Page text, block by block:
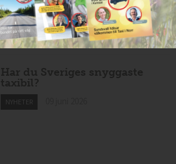
Mexikansk elbil för 80 000
kronor ny på marknaden
NYHETER 10 juni 2026
Har du Sveriges snyggaste
taxibil?
NYHETER